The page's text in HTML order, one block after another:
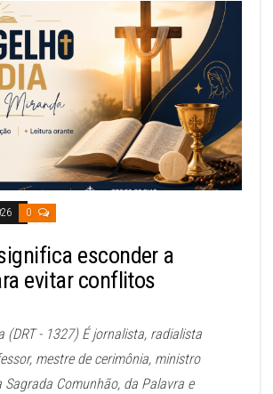
0
esconder a
evitar conflitos
(DRT - 1327) É jornalista, radialista
mestre de cerimônia, ministro
Comunhão, da Palavra e